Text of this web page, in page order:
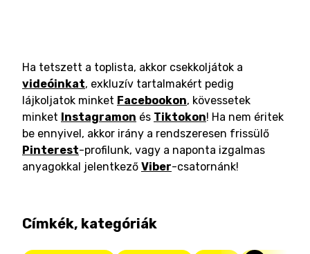
Ha tetszett a toplista, akkor csekkoljátok a
videóinkat, exkluzív tartalmakért pedig
lájkoljatok minket Facebookon, kövessetek
minket Instagramon és Tiktokon! Ha nem éritek
be ennyivel, akkor irány a rendszeresen frissülő
Pinterest-profilunk, vagy a naponta izgalmas
anyagokkal jelentkező Viber-csatornánk!
Címkék, kategóriák